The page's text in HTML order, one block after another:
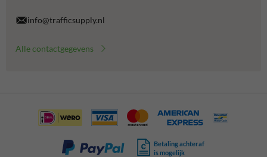
info@trafficsupply.nl
Alle contactgegevens
Betaling achteraf
is mogelijk